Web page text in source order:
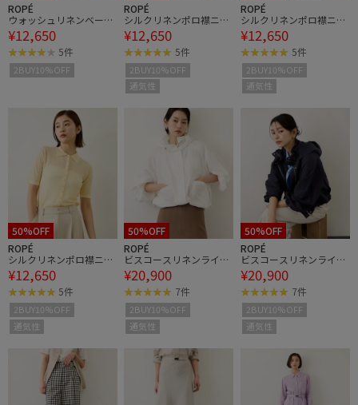
ROPÉ
ウォッシュリネンベーシ
ックシャツ/イージーケ
ア
¥12,650
5件
2BUY10%OFF
ROPÉ
シルクリネンポロ襟ニッ
トカーディガン/イージ
ーケア
¥12,650
5件
2BUY10%OFF
通気性
ROPÉ
シルクリネンポロ襟ニッ
トカーディガン/イージ
ーケア
¥12,650
5件
2BUY10%OFF
通気性
50%OFF
ROPÉ
シルクリネンポロ襟ニッ
トカーディガン/イージ
ーケア
¥12,650
5件
2BUY10%OFF
通気性
50%OFF
ROPÉ
ビスコースリネンライト
マウンテンパーカー/セ
ットアップ対応・イージ
ーケア
¥20,900
7件
2BUY10%OFF
通気性
50%OFF
ROPÉ
ビスコースリネンライト
マウンテンパーカー/セ
ットアップ対応・イージ
ーケア
¥20,900
7件
2BUY10%OFF
通気性